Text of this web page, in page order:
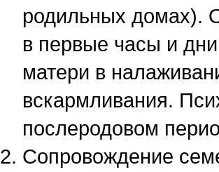
родильных домах).
в первые часы и
матери в
вскармливания.
послеродовом
Сопровождение